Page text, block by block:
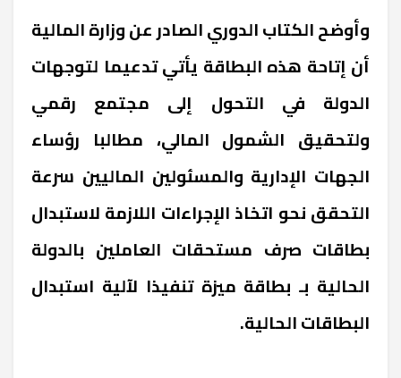
وأوضح الكتاب الدوري الصادر عن وزارة المالية
أن إتاحة هذه البطاقة يأتي تدعيما لتوجهات
الدولة في التحول إلى مجتمع رقمي
ولتحقيق الشمول المالي، مطالبا رؤساء
الجهات الإدارية والمسئولين الماليين سرعة
التحقق نحو اتخاذ الإجراءات اللازمة لاستبدال
بطاقات صرف مستحقات العاملين بالدولة
الحالية بـ بطاقة ميزة تنفيذا لآلية استبدال
البطاقات الحالية.